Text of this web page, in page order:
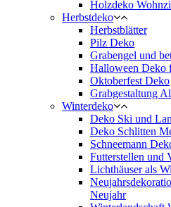
Holzdeko
Herbstdeko
Herbstblätter
Pilz Deko
Grabengel und
Halloween Deko
Oktoberfest Deko
Grabgestaltung
Winterdeko
Deko Ski und
Deko Schlitten
Schneemann
Futterstellen und
Lichthäuser als
Neujahr